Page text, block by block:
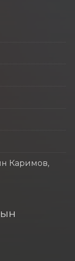
Каримов,